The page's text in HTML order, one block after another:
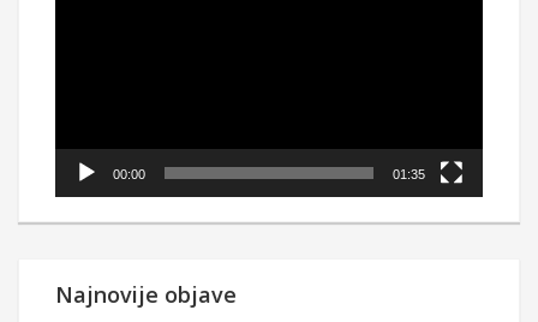
00:00 01:35
Najnovije objave